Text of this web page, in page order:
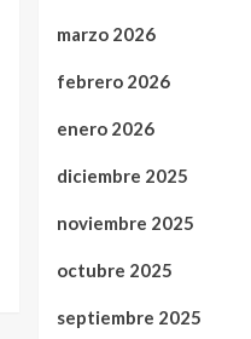
marzo 2026
febrero 2026
enero 2026
diciembre 2025
noviembre 2025
octubre 2025
septiembre 2025